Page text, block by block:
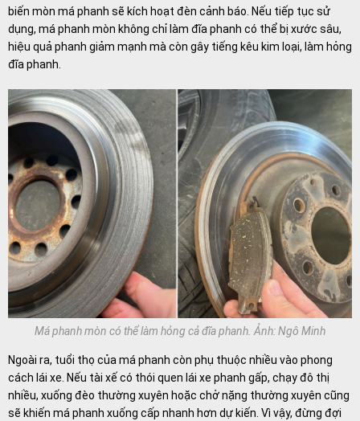
biến mòn má phanh sẽ kích hoạt đèn cảnh báo. Nếu tiếp tục sử
dụng, má phanh mòn không chỉ làm đĩa phanh có thể bị xước sâu,
hiệu quả phanh giảm mạnh mà còn gây tiếng kêu kim loại, làm hỏng
đĩa phanh.
Má phanh mòn có thể làm hỏng cả đĩa phanh. Ảnh: Ngô Minh
Ngoài ra, tuổi thọ của má phanh còn phụ thuộc nhiều vào phong
cách lái xe. Nếu tài xế có thói quen lái xe phanh gấp, chạy đô thị
nhiều, xuống đèo thường xuyên hoặc chở nặng thường xuyên cũng
sẽ khiến má phanh xuống cấp nhanh hơn dự kiến. Vì vậy, đừng đợi